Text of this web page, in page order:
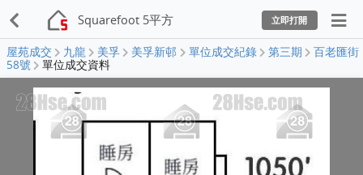
Squarefoot 5平方 立即打開
屋苑成交 九龍 美孚 美孚新邨 單位成交紀錄 第三期
百老匯街
58號
單位成交資料